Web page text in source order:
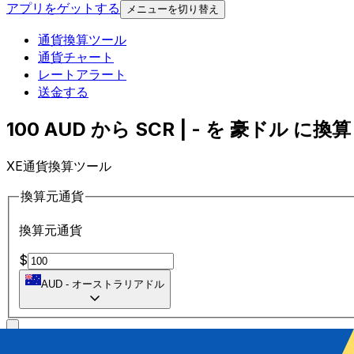
アプリをゲットする メニューを切り替え
通貨換算ツール
通貨チャート
レートアラート
送金する
100 AUD から SCR | - を 豪ドル に換
XE通貨換算ツール
換算元通貨
換算元通貨
$
AUD - オーストラリアドル